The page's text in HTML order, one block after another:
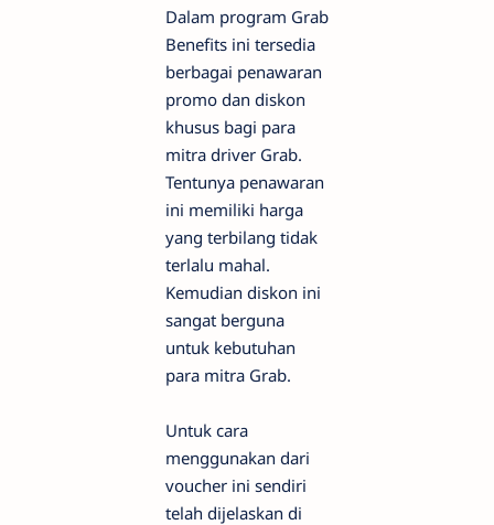
Dalam program Grab
Benefits ini tersedia
berbagai penawaran
promo dan diskon
khusus bagi para
mitra driver Grab.
Tentunya penawaran
ini memiliki harga
yang terbilang tidak
terlalu mahal.
Kemudian diskon ini
sangat berguna
untuk kebutuhan
para mitra Grab.
Untuk cara
menggunakan dari
voucher ini sendiri
telah dijelaskan di